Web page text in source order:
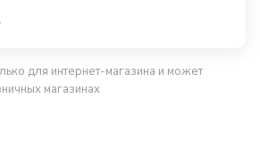
для интернет-магазина и может
магазинах